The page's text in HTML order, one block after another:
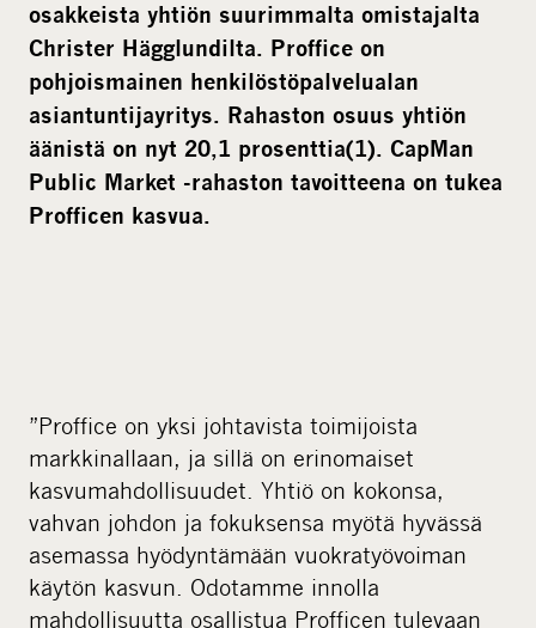
osakkeista yhtiön suurimmalta omistajalta
Christer Hägglundilta. Proffice on
pohjoismainen henkilöstöpalvelualan
asiantuntijayritys. Rahaston osuus yhtiön
äänistä on nyt 20,1 prosenttia(1). CapMan
Public Market -rahaston tavoitteena on tukea
Profficen kasvua.
”Proffice on yksi johtavista toimijoista
markkinallaan, ja sillä on erinomaiset
kasvumahdollisuudet. Yhtiö on kokonsa,
vahvan johdon ja fokuksensa myötä hyvässä
asemassa hyödyntämään vuokratyövoiman
käytön kasvun. Odotamme innolla
mahdollisuutta osallistua Profficen tulevaan